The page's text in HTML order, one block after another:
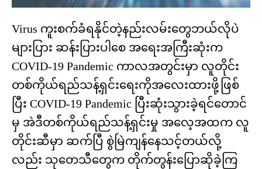
Virus ကူးစက်ခံရနိုင်တဲ့နည်းလမ်း‌တွေဘယ်လိုပဲ
များပြား ဆန်းပြားပါ‌စေ အရေးအကြီးဆုံးက
COVID-19 Pandemic ကာလအတွင်းမှာ လူတိုင်း
တစ်ကိုယ်ရည်သန့်ရှင်း‌ရေးကိုအလေးထားဖို့ဖြစ်
ပြီး COVID-19 Pandemic ပြီးဆုံးသွားခဲ့ရင်တောင်
မှ အဲဒီတစ်ကိုယ်ရည်သန့်ရှင်းမှု အလေ့အထက လူ
တိုင်းဆီမှာ ဆက်ပြီ စွဲမြဲကျန်‌နေသင့်တယ်လို့
လည်း သုတေသီတွေက တိုက်တွန်းပြောဆိုခဲ့ကြ